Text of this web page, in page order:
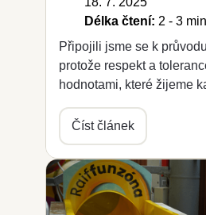
Délka čtení: 2 - 3
Připojili jsme se k
protože respekt a
hodnotami, které žijeme
Číst článek